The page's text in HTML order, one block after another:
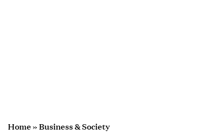
Home»Business & Society